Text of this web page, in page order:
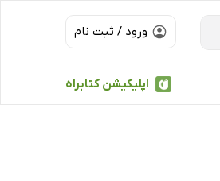
ورود / ثبت نام
اپلیکیشن کتابراه